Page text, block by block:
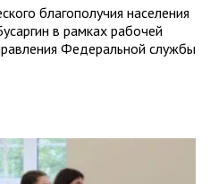
благополучия населения
в рамках рабочей
Федеральной службы